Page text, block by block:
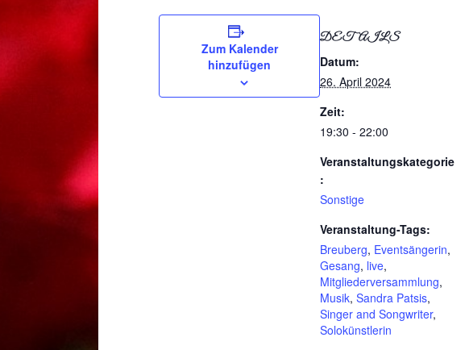
Zum Kalender
hinzufügen
DETAILS
Datum:
26. April 2024
Zeit:
19:30 - 22:00
Veranstaltungskategorie
:
Sonstige
Veranstaltung-Tags:
Breuberg, Eventsängerin,
Gesang, live,
Mitgliederversammlung,
Musik, Sandra Patsis,
Singer and Songwriter,
Solokünstlerin